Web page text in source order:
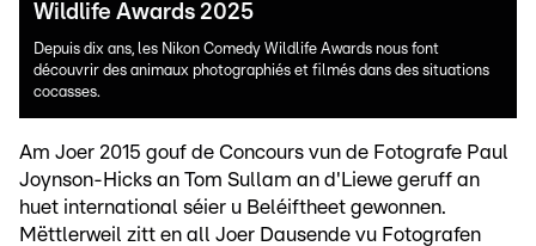
Wildlife Awards 2025
Depuis dix ans, les Nikon Comedy Wildlife Awards nous font
découvrir des animaux photographiés et filmés dans des situations
cocasses.
Am Joer 2015 gouf de Concours vun de Fotografe Paul
Joynson-Hicks an Tom Sullam an d'Liewe geruff an
huet international séier u Beléiftheet gewonnen.
Mëttlerweil zitt en all Joer Dausende vu Fotografen